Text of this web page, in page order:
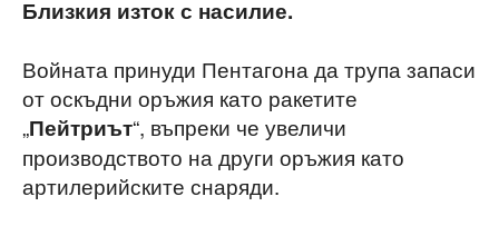
Близкия изток с насилие.
Войната принуди Пентагона да трупа запаси
от оскъдни оръжия като ракетите
„Пейтриът“, въпреки че увеличи
производството на други оръжия като
артилерийските снаряди.